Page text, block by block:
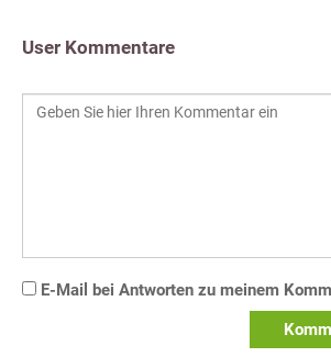
User Kommentare
E-Mail bei Antworten zu meinem